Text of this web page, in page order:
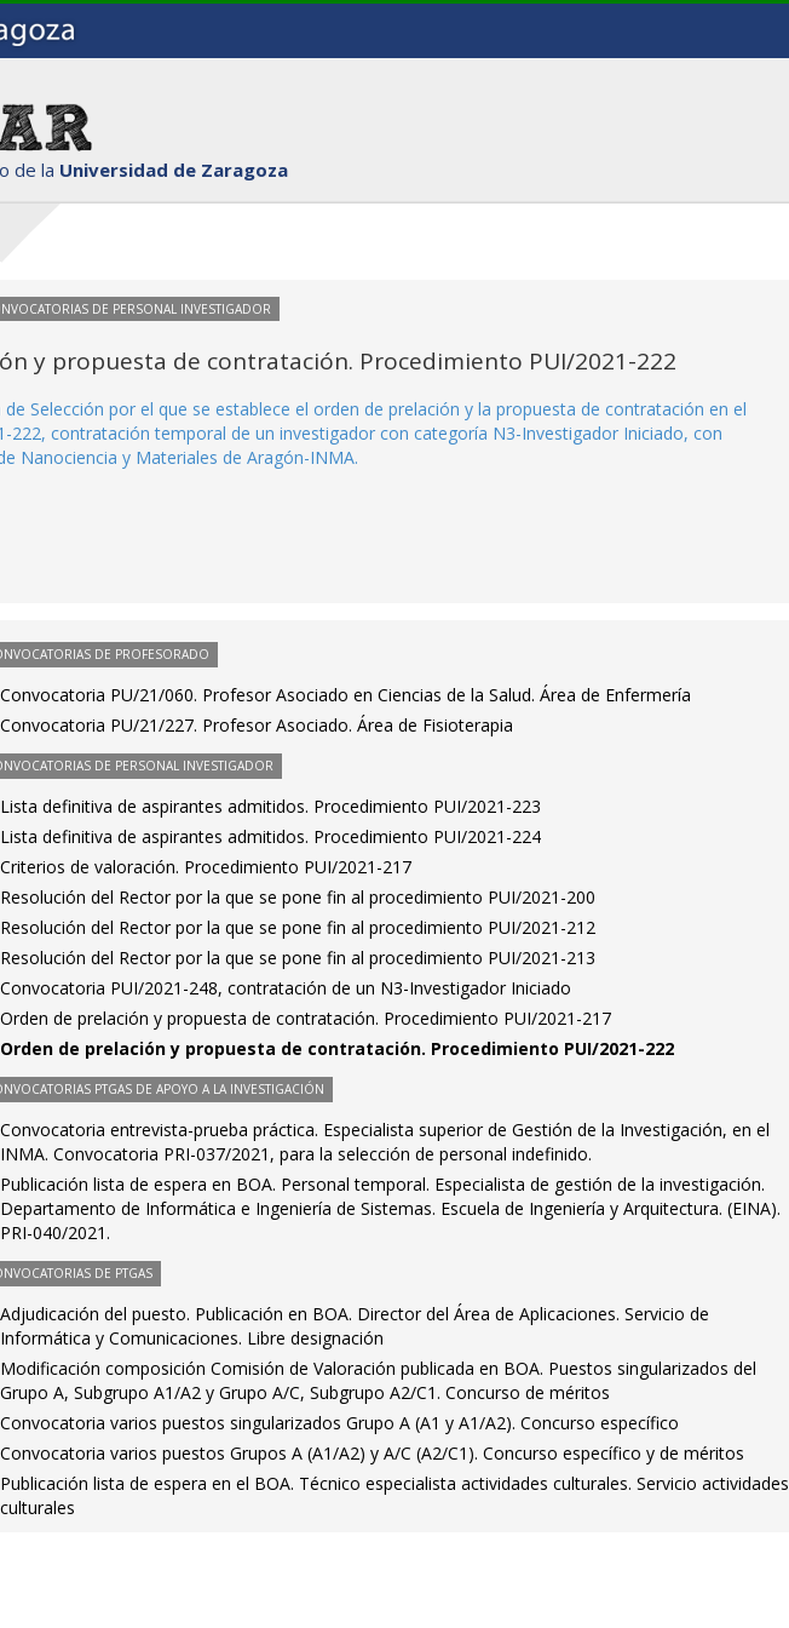
de la Universidad de Zaragoza
DE PERSONAL INVESTIGADOR
y propuesta de contratación. Procedimiento PUI/2021-222
Selección por el que se establece el orden de prelación y la propuesta de contratación en el
222, contratación temporal de un investigador con categoría N3-Investigador Iniciado, con
Nanociencia y Materiales de Aragón-INMA.
DE PROFESORADO
Convocatoria PU/21/060. Profesor Asociado en Ciencias de la Salud. Área de Enfermería
Convocatoria PU/21/227. Profesor Asociado. Área de Fisioterapia
DE PERSONAL INVESTIGADOR
Lista definitiva de aspirantes admitidos. Procedimiento PUI/2021-223
Lista definitiva de aspirantes admitidos. Procedimiento PUI/2021-224
Criterios de valoración. Procedimiento PUI/2021-217
Resolución del Rector por la que se pone fin al procedimiento PUI/2021-200
Resolución del Rector por la que se pone fin al procedimiento PUI/2021-212
Resolución del Rector por la que se pone fin al procedimiento PUI/2021-213
Convocatoria PUI/2021-248, contratación de un N3-Investigador Iniciado
Orden de prelación y propuesta de contratación. Procedimiento PUI/2021-217
Orden de prelación y propuesta de contratación. Procedimiento PUI/2021-222
PTGAS DE APOYO A LA INVESTIGACIÓN
Convocatoria entrevista-prueba práctica. Especialista superior de Gestión de la Investigación, en el
INMA. Convocatoria PRI-037/2021, para la selección de personal indefinido.
Publicación lista de espera en BOA. Personal temporal. Especialista de gestión de la investigación.
Departamento de Informática e Ingeniería de Sistemas. Escuela de Ingeniería y Arquitectura. (EINA).
PRI-040/2021.
DE PTGAS
Adjudicación del puesto. Publicación en BOA. Director del Área de Aplicaciones. Servicio de
Informática y Comunicaciones. Libre designación
Modificación composición Comisión de Valoración publicada en BOA. Puestos singularizados del
Grupo A, Subgrupo A1/A2 y Grupo A/C, Subgrupo A2/C1. Concurso de méritos
Convocatoria varios puestos singularizados Grupo A (A1 y A1/A2). Concurso específico
Convocatoria varios puestos Grupos A (A1/A2) y A/C (A2/C1). Concurso específico y de méritos
Publicación lista de espera en el BOA. Técnico especialista actividades culturales. Servicio actividades
culturales